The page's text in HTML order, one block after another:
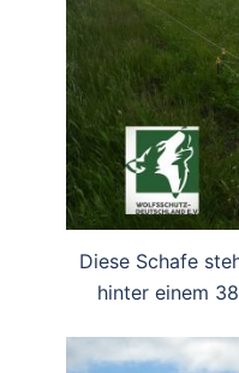
Diese Schafe
hinter einem